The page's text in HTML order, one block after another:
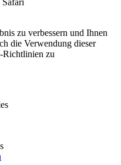
Safari
zu verbessern und Ihnen
die Verwendung dieser
Richtlinien zu